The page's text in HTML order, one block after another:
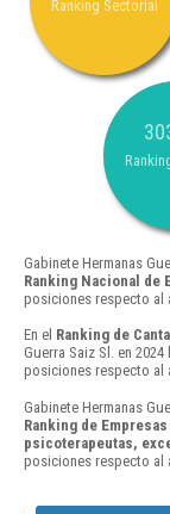
Ranking Sectorial
Gabinete Hermanas
Ranking Nacional de
posiciones respecto al
En el Ranking de
Guerra Saiz Sl. en
posiciones respecto al
Gabinete Hermanas
Ranking de
psicoterapeutas,
posiciones respecto al